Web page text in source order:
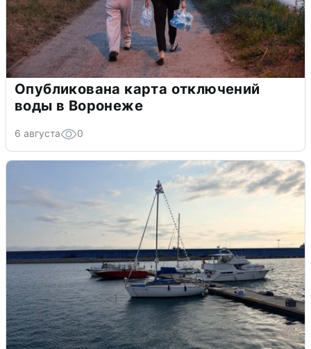
Опубликована карта отключений
воды в Воронеже
6 августа 0